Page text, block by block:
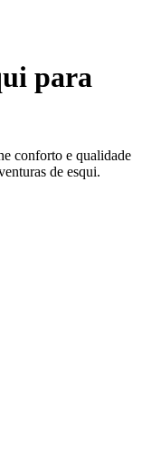
para
conforto e qualidade
de esqui.